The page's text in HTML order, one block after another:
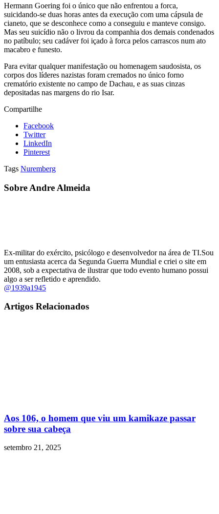
Hermann Goering foi o único que não enfrentou a forca,
suicidando-se duas horas antes da execução com uma cápsula de
cianeto, que se desconhece como a conseguiu e manteve consigo.
Mas seu suicídio não o livrou da companhia dos demais condenados
no patíbulo; seu cadáver foi içado à forca pelos carrascos num ato
macabro e funesto.
Para evitar qualquer manifestação ou homenagem saudosista, os
corpos dos líderes nazistas foram cremados no único forno
crematório existente no campo de Dachau, e as suas cinzas
depositadas nas margens do rio Isar.
Compartilhe
Facebook
Twitter
LinkedIn
Pinterest
Tags Nuremberg
Sobre Andre Almeida
Ex-militar do exército, psicólogo e desenvolvedor na área de TI.Sou
um entusiasta acerca da Segunda Guerra Mundial e criei o site em
2008, sob a expectativa de ilustrar que todo evento humano possui
algo a ser refletido e aprendido.
@1939a1945
Artigos Relacionados
Aos 106, o homem que viu um kamikaze passar
sobre sua cabeça
setembro 21, 2025